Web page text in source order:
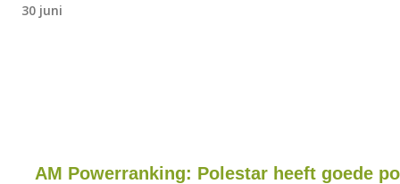
30 juni
AM Powerranking: Polestar heeft goede